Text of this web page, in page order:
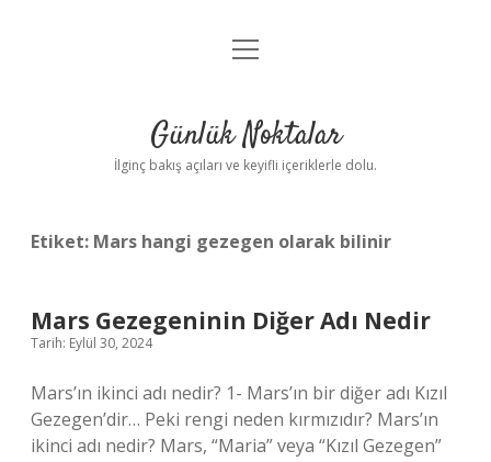
Anasayfa
Yasal Uyarı
menüyü
Günlük Noktalar
İlginç bakış açıları ve keyifli içeriklerle dolu.
Etiket: Mars hangi gezegen olarak bilinir
Mars Gezegeninin Diğer Adı Nedir
Tarih: Eylül 30, 2024
Mars’ın ikinci adı nedir? 1- Mars’ın bir diğer adı Kızıl
Gezegen’dir… Peki rengi neden kırmızıdır? Mars’ın
ikinci adı nedir? Mars, “Maria” veya “Kızıl Gezegen”